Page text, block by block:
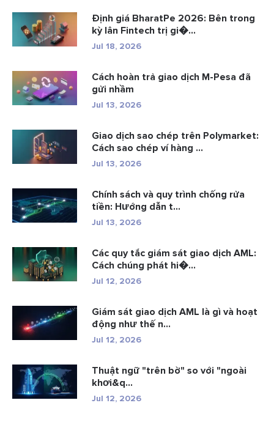
Định giá BharatPe 2026: Bên trong
kỳ lân Fintech trị gi�...
Jul 18, 2026
Cách hoàn trả giao dịch M-Pesa đã
gửi nhầm
Jul 13, 2026
Giao dịch sao chép trên Polymarket:
Cách sao chép ví hàng ...
Jul 13, 2026
Chính sách và quy trình chống rửa
tiền: Hướng dẫn t...
Jul 13, 2026
Các quy tắc giám sát giao dịch AML:
Cách chúng phát hi�...
Jul 12, 2026
Giám sát giao dịch AML là gì và hoạt
động như thế n...
Jul 12, 2026
Thuật ngữ "trên bờ" so với "ngoài
khơi&q...
Jul 12, 2026